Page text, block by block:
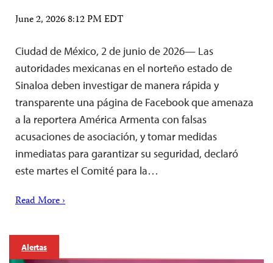
June 2, 2026 8:12 PM EDT
Ciudad de México, 2 de junio de 2026— Las
autoridades mexicanas en el norteño estado de
Sinaloa deben investigar de manera rápida y
transparente una página de Facebook que amenaza
a la reportera América Armenta con falsas
acusaciones de asociación, y tomar medidas
inmediatas para garantizar su seguridad, declaró
este martes el Comité para la…
Read More ›
Alertas